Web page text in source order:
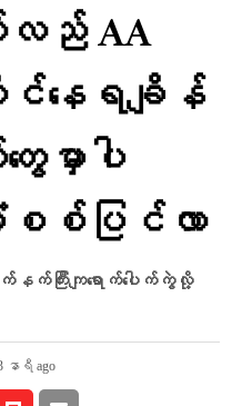
ည် AA
နေရချိန်
မှာပါ
ပြင်လာ
က်ကြီးကျရောက်ပေါက်ကွဲလို့
နာရီ ago